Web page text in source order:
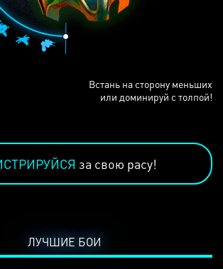
Встань на сторону меньших
или доминируй с толпой!
за свою расу!
ЛУЧШИЕ БОИ